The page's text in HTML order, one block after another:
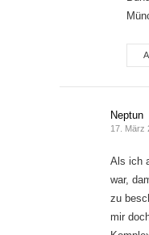
Neptun
17. März
Als ich
war,
zu
mir